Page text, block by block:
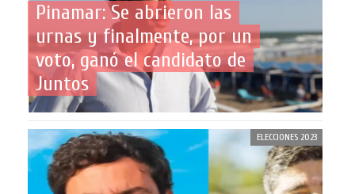
Pinamar: Se abrieron las
urnas y finalmente, por un
voto, ganó el candidato de
Juntos
ELECCIONES 2023